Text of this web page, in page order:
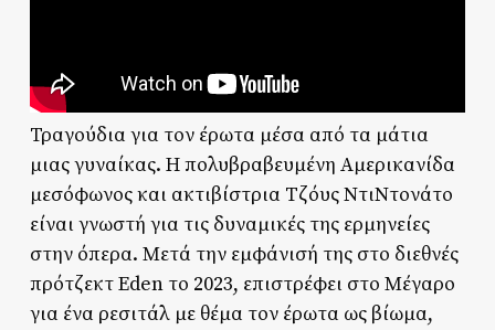
Τραγούδια για τον έρωτα μέσα από τα μάτια
μιας γυναίκας. Η πολυβραβευμένη Αμερικανίδα
μεσόφωνος και ακτιβίστρια Τζόυς ΝτιΝτονάτο
είναι γνωστή για τις δυναμικές της ερμηνείες
στην όπερα. Μετά την εμφάνισή της στο διεθνές
πρότζεκτ Eden το 2023, επιστρέφει στο Μέγαρο
για ένα ρεσιτάλ με θέμα τον έρωτα ως βίωμα,